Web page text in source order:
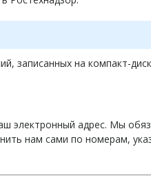
записанных на компакт-
электронный адрес. Мы
нам сами по номерам,